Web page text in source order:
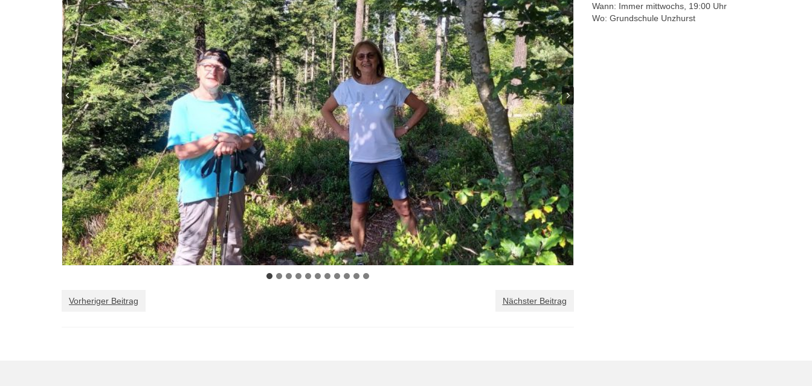
Vorheriger Beitrag Nächster Beitrag
Wann: Immer mittwochs, 19:00 Uhr
Wo: Grundschule Unzhurst